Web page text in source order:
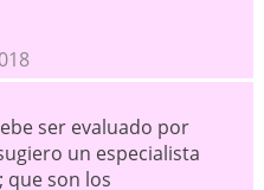
ser evaluado por
un especialista
que son los